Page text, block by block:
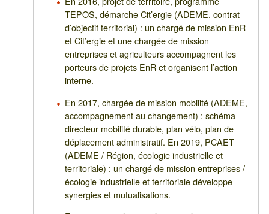
TEPOS, démarche Cit’ergie (ADEME, contrat
d’objectif territorial) : un chargé de mission EnR
et Cit’ergie et une chargée de mission
entreprises et agriculteurs accompagnent les
porteurs de projets EnR et organisent l’action
interne.
En 2017, chargée de mission mobilité (ADEME,
accompagnement au changement) : schéma
directeur mobilité durable, plan vélo, plan de
déplacement administratif. En 2019, PCAET
(ADEME / Région, écologie industrielle et
territoriale) : un chargé de mission entreprises /
écologie industrielle et territoriale développe
synergies et mutualisations.